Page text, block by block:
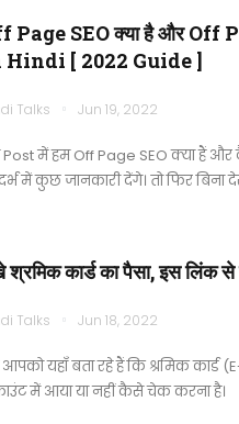
Page SEO क्या है और Off
Hindi [ 2022 Guide ]
Talks Jun 19, 2022
में हम Off Page SEO क्या हैं और
में कुछ जानकारी देंगे। तो फिर
कार्ड का पैसा, इस लिंक
Talks Jun 18, 2022
यहाँ बता रहे हैं कि श्रमिक कार्ड
में आया या नहीं कैसे चेक करना है।